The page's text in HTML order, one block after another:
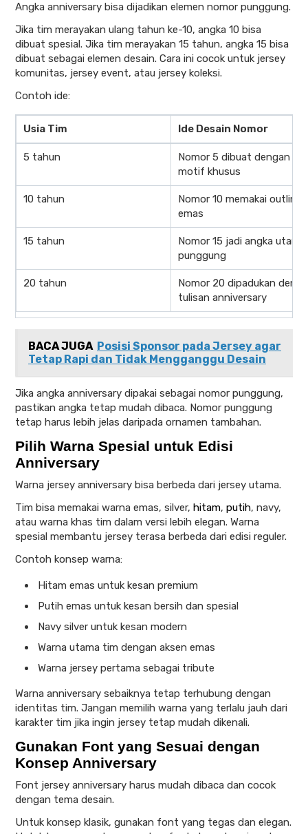
Angka anniversary bisa dijadikan elemen nomor punggung.
Jika tim merayakan ulang tahun ke-10, angka 10 bisa
dibuat spesial. Jika tim merayakan 15 tahun, angka 15 bisa
dibuat sebagai elemen desain. Cara ini cocok untuk jersey
komunitas, jersey event, atau jersey koleksi.
Contoh ide:
Usia Tim Ide Desain Nomor
5 tahun
Nomor 5 dibuat dengan
motif khusus
10 tahun
Nomor 10 memakai outline
emas
15 tahun
Nomor 15 jadi angka
punggung
20 tahun
Nomor 20 dipadukan
tulisan anniversary
BACA JUGA Posisi Sponsor pada Jersey agar
Tetap Rapi dan Tidak Mengganggu Desain
Jika angka anniversary dipakai sebagai nomor punggung,
pastikan angka tetap mudah dibaca. Nomor punggung
tetap harus lebih jelas daripada ornamen tambahan.
Pilih Warna Spesial untuk Edisi
Anniversary
Warna jersey anniversary bisa berbeda dari jersey utama.
Tim bisa memakai warna emas, silver, hitam, putih, navy,
atau warna khas tim dalam versi lebih elegan. Warna
spesial membantu jersey terasa berbeda dari edisi reguler.
Contoh konsep warna:
Hitam emas untuk kesan premium
Putih emas untuk kesan bersih dan spesial
Navy silver untuk kesan modern
Warna utama tim dengan aksen emas
Warna jersey pertama sebagai tribute
Warna anniversary sebaiknya tetap terhubung dengan
identitas tim. Jangan memilih warna yang terlalu jauh dari
karakter tim jika ingin jersey tetap mudah dikenali.
Gunakan Font yang Sesuai dengan
Konsep Anniversary
Font jersey anniversary harus mudah dibaca dan cocok
dengan tema desain.
Untuk konsep klasik, gunakan font yang tegas dan elegan.